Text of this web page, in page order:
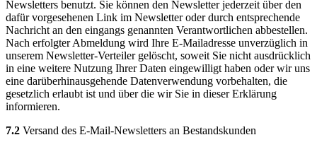
Newsletters benutzt. Sie können den Newsletter jederzeit über den
dafür vorgesehenen Link im Newsletter oder durch entsprechende
Nachricht an den eingangs genannten Verantwortlichen abbestellen.
Nach erfolgter Abmeldung wird Ihre E-Mailadresse unverzüglich in
unserem Newsletter-Verteiler gelöscht, soweit Sie nicht ausdrücklich
in eine weitere Nutzung Ihrer Daten eingewilligt haben oder wir uns
eine darüberhinausgehende Datenverwendung vorbehalten, die
gesetzlich erlaubt ist und über die wir Sie in dieser Erklärung
informieren.
7.2 Versand des E-Mail-Newsletters an Bestandskunden